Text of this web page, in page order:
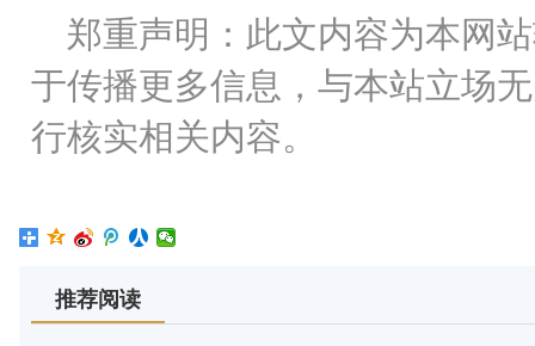
郑重声明：此文内容为本网
于传播更多信息，与本站立场
行核实相关内容。
推荐阅读